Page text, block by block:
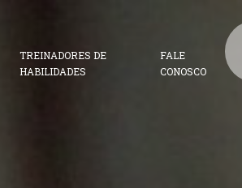
TREINADORES DE
HABILIDADES
FALE
CONOSCO